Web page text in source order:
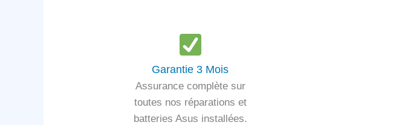
Garantie 3 Mois
Assurance complète sur
toutes nos réparations et
batteries Asus installées.